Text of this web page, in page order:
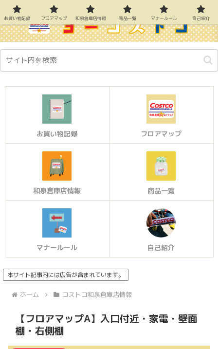
お買い物記録 フロアマップ
和泉倉庫店情報 商品一覧
マナールール 自己紹介
本サイト記事内には広告が含まれています。
ホーム コストコ和泉倉庫店情報
【フロアマップA】入口付近・家電・壁面
棚・右側棚
お買い物記録 フロアマップ 和泉倉庫店情報 商品一覧 マナールール 自己紹介